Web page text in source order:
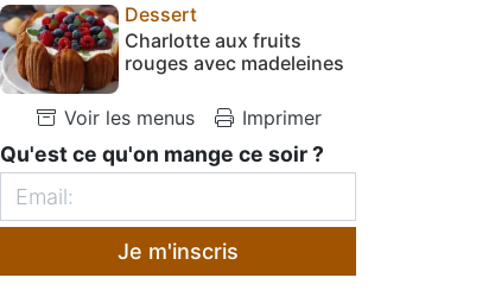
Dessert
Charlotte aux fruits
rouges avec madeleines
Voir les menus Imprimer
Qu'est ce qu'on mange ce soir ?
Je m'inscris